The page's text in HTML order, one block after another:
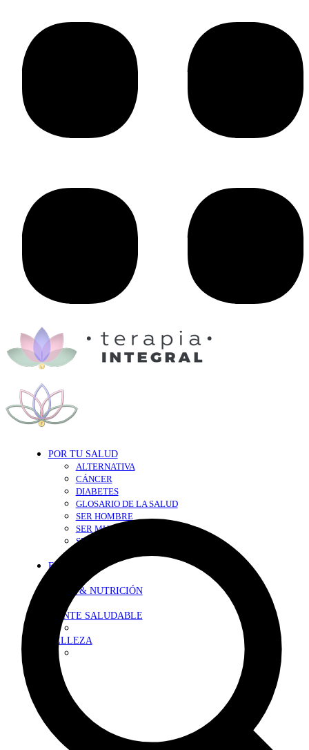
POR TU SALUD
ALTERNATIVA
CÁNCER
DIABETES
GLOSARIO DE LA SALUD
SER HOMBRE
SER MUJER
SEXY-SALUD
EN FORMA
DIETA & NUTRICIÓN
MENTE SALUDABLE
BELLEZA